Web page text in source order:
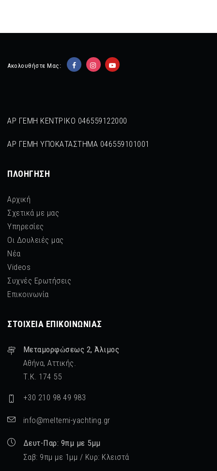
Ακολουθήστε Μας:
ΑΡ ΓΕΜΗ ΚΕΝΤΡΙΚΟ 046559122000
ΑΡ ΓΕΜΗ ΥΠΟΚΑΤΑΣΤΗΜΑ 046559101001
ΠΛΟΉΓΗΣΗ
Αρχική
Σχετικά με μας
Υπηρεσίες
Οι Δουλειές μας
Νέα
Videos
Συχνές Ερωτήσεις
Επικοινωνία
ΣΤΟΙΧΕΊΑ ΕΠΙΚΟΙΝΩΝΊΑΣ
Μεταμορφὠσεως 2, Άλιμος
Αθήνα, Αττικής.
Τ.Κ. 174 55
+30 210 98 49 983
info@meltemi-yachting.gr
Δευτ-Παρ: 9πμ με 5μμ
Σαβ: 9πμ με 1μμ / Κυρ: Κλειστά